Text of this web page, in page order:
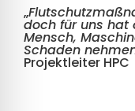
„
doch für uns hat
Mensch,
Schaden
Projektleiter HPC